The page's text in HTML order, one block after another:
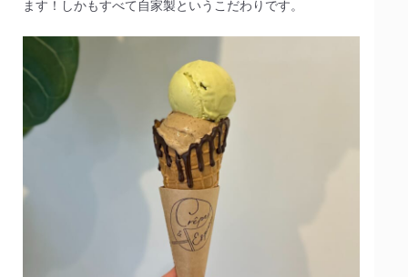
ます！しかもすべて自家製というこだわりです。